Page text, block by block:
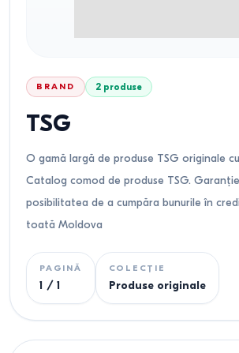
BRAND 2 produse
TSG
O gamă largă de produse TSG originale
Catalog comod de produse TSG.
posibilitatea de a cumpăra bunurile în
toată Moldova
PAGINĂ
1 / 1
COLECȚIE
Produse originale